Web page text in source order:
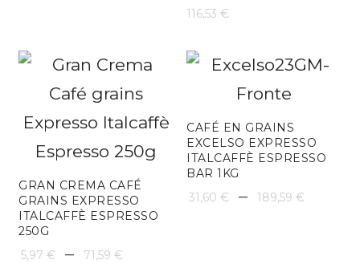
116,53 €
GRAN CREMA CAFÉ
GRAINS EXPRESSO
ITALCAFFÈ ESPRESSO
250G
5,97 € – 71,59 €
CAFÉ EN GRAINS
EXCELSO EXPRESSO
ITALCAFFÈ ESPRESSO
BAR 1KG
31,60 € – 189,59 €